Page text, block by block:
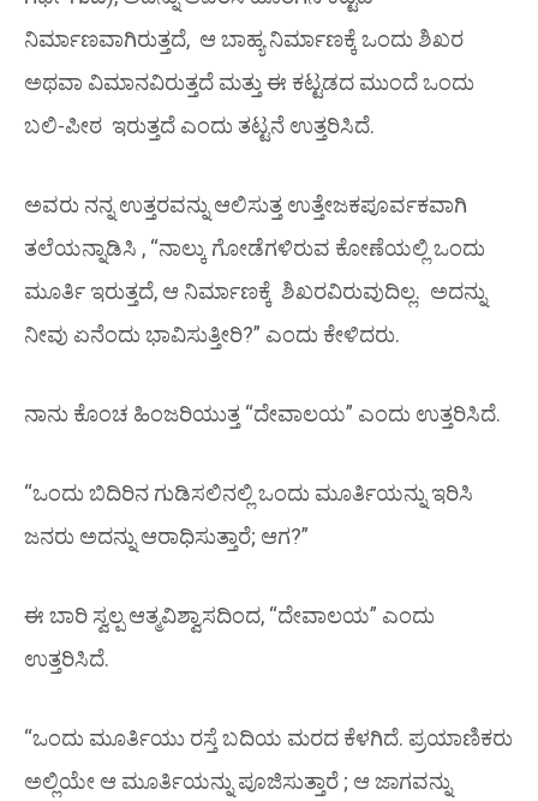
ನಿರ್ಮಾಣವಾಗಿರುತ್ತದೆ, ಆ ಬಾಹ್ಯ ನಿರ್ಮಾಣಕ್ಕೆ ಒಂದು ಶಿಖರ
ಅಥವಾ ವಿಮಾನವಿರುತ್ತದೆ ಮತ್ತು ಈ ಕಟ್ಟಡದ ಮುಂದೆ ಒಂದು
ಬಲಿ-ಪೀಠ ಇರುತ್ತದೆ ಎಂದು ತಟ್ಟನೆ ಉತ್ತರಿಸಿದೆ.
ಅವರು ನನ್ನ ಉತ್ತರವನ್ನು ಆಲಿಸುತ್ತ ಉತ್ತೇಜಕಪೂರ್ವಕವಾಗಿ
ತಲೆಯನ್ನಾಡಿಸಿ , “ನಾಲ್ಕು ಗೋಡೆಗಳಿರುವ ಕೋಣೆಯಲ್ಲಿ ಒಂದು
ಮೂರ್ತಿ ಇರುತ್ತದೆ, ಆ ನಿರ್ಮಾಣಕ್ಕೆ ಶಿಖರವಿರುವುದಿಲ್ಲ. ಅದನ್ನು
ನೀವು ಏನೆಂದು ಭಾವಿಸುತ್ತೀರಿ?” ಎಂದು ಕೇಳಿದರು.
ನಾನು ಕೊಂಚ ಹಿಂಜರಿಯುತ್ತ “ದೇವಾಲಯ” ಎಂದು ಉತ್ತರಿಸಿದೆ.
“ಒಂದು ಬಿದಿರಿನ ಗುಡಿಸಲಿನಲ್ಲಿ ಒಂದು ಮೂರ್ತಿಯನ್ನು ಇರಿಸಿ
ಜನರು ಅದನ್ನು ಆರಾಧಿಸುತ್ತಾರೆ; ಆಗ?”
ಈ ಬಾರಿ ಸ್ವಲ್ಪ ಆತ್ಮವಿಶ್ವಾಸದಿಂದ, “ದೇವಾಲಯ” ಎಂದು
ಉತ್ತರಿಸಿದೆ.
“ಒಂದು ಮೂರ್ತಿಯು ರಸ್ತೆ ಬದಿಯ ಮರದ ಕೆಳಗಿದೆ. ಪ್ರಯಾಣಿಕರು
ಅಲ್ಲಿಯೇ ಆ ಮೂರ್ತಿಯನ್ನು ಪೂಜಿಸುತ್ತಾರೆ ; ಆ ಜಾಗವನ್ನು